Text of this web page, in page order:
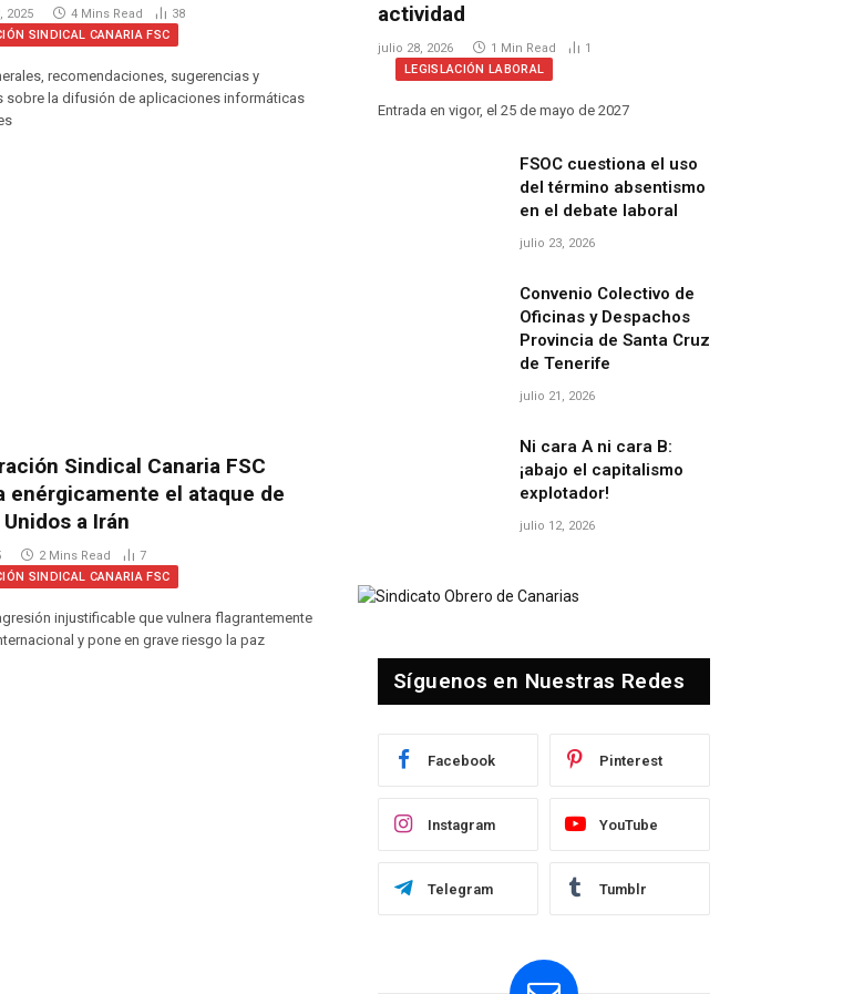
2025 4 Mins Read
38
SINDICAL CANARIA FSC
recomendaciones, sugerencias y
sobre la difusión de aplicaciones informáticas
Sindical Canaria FSC
enérgicamente el ataque de
a Irán
2 Mins Read
7
SINDICAL CANARIA FSC
injustificable que vulnera flagrantemente
y pone en grave riesgo la paz
actividad
julio 28, 2026 1 Min Read
1
LEGISLACIÓN LABORAL
Entrada en vigor, el 25 de mayo de 2027
FSOC cuestiona el uso
del término absentismo
en el debate laboral
julio 23, 2026
Convenio Colectivo de
Oficinas y Despachos
Provincia de Santa Cruz
de Tenerife
julio 21, 2026
Ni cara A ni cara B:
¡abajo el capitalismo
explotador!
julio 12, 2026
Síguenos en Nuestras Redes
Facebook Pinterest
Instagram YouTube
Telegram Tumblr